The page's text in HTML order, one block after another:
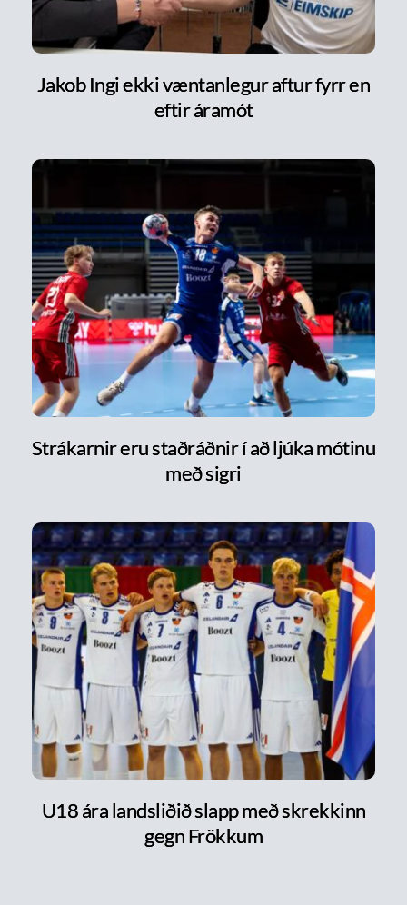
Jakob Ingi ekki væntanlegur aftur fyrr en
eftir áramót
Strákarnir eru staðráðnir í að ljúka mótinu
með sigri
U18 ára landsliðið slapp með skrekkinn
gegn Frökkum